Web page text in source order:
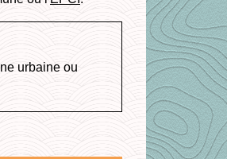
urbaine ou